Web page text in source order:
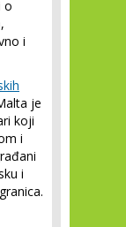
o
i
je
koji
i
i